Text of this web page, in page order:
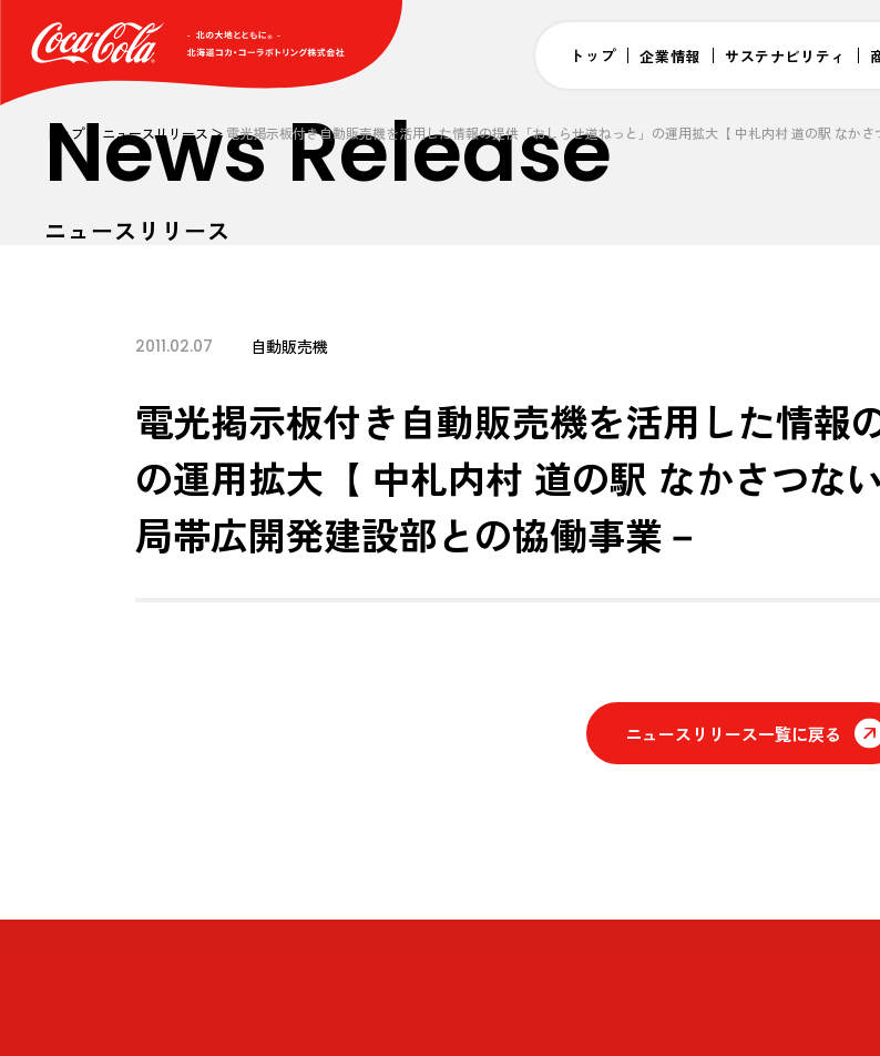
トップ 企業情報 サステナビリティ
トップ ニュースリリース 電光掲示板付き自動販売機を活用した情報の提供「おしらせ道ねっと」の運用拡大【 中札内村 道の駅 なか
News Release
ニュースリリース
2011.02.07 自動販売機
電光掲示板付き自動販売機を活用した情報
の運用拡大【 中札内村 道の駅 なかさつな
局帯広開発建設部との協働事業－
ニュースリリース一覧に戻る